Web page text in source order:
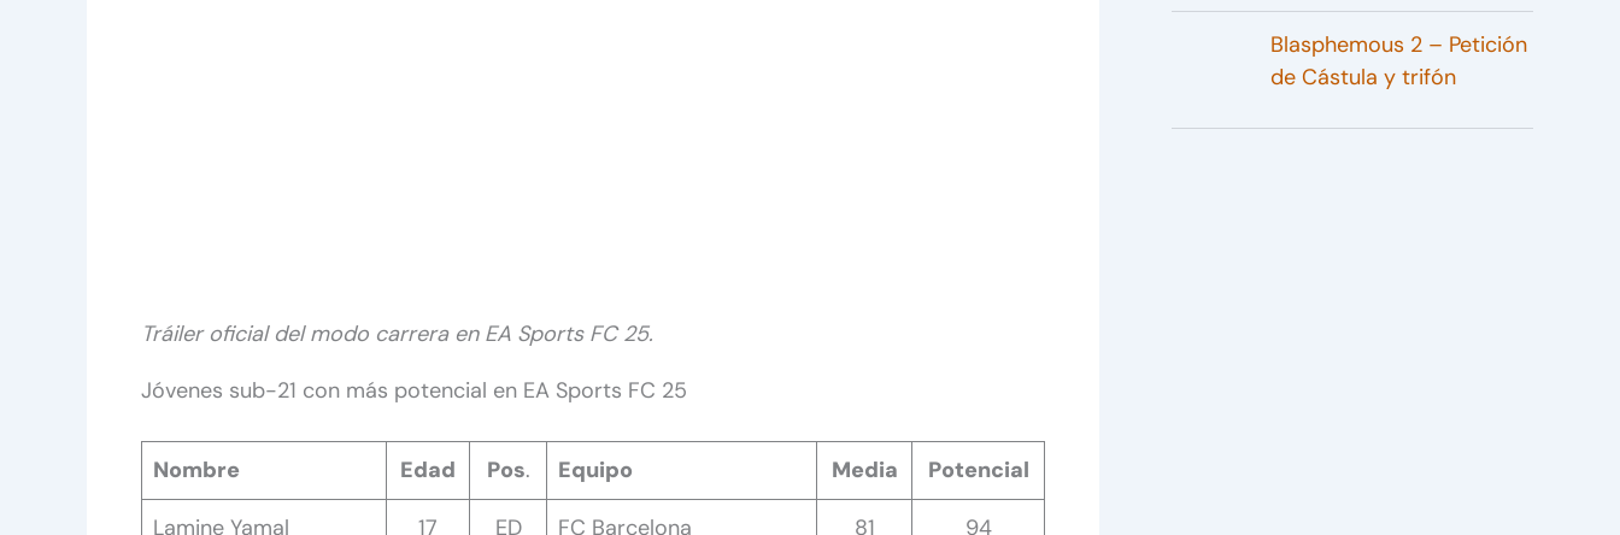
Tráiler oficial del modo carrera en EA Sports FC 25.
Jóvenes sub-21 con más potencial en EA Sports FC 25
Nombre Edad Pos. Equipo Media
Potencial
Lamine Yamal
17 ED FC Barcelona 81 94
Blasphemous 2 – Petición
de Cástula y trifón